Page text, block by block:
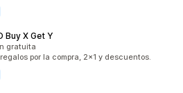
Buy X Get Y
gratuita
por la compra, 2x1 y descuentos.